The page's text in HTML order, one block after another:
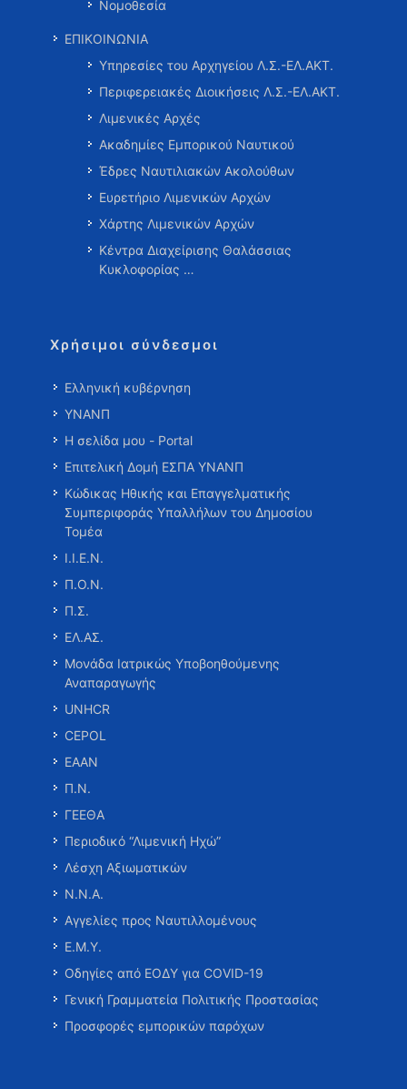
Νομοθεσία
ΕΠΙΚΟΙΝΩΝΙΑ
Υπηρεσίες του Αρχηγείου Λ.Σ.-ΕΛ.ΑΚΤ.
Περιφερειακές Διοικήσεις Λ.Σ.-ΕΛ.ΑΚΤ.
Λιμενικές Αρχές
Ακαδημίες Εμπορικού Ναυτικού
Έδρες Ναυτιλιακών Ακολούθων
Ευρετήριο Λιμενικών Αρχών
Χάρτης Λιμενικών Αρχών
Κέντρα Διαχείρισης Θαλάσσιας
Κυκλοφορίας …
Χρήσιμοι σύνδεσμοι
Ελληνική κυβέρνηση
ΥΝΑΝΠ
Η σελίδα μου - Portal
Επιτελική Δομή ΕΣΠΑ ΥΝΑΝΠ
Κώδικας Ηθικής και Επαγγελματικής
Συμπεριφοράς Υπαλλήλων του Δημοσίου
Τομέα
Ι.Ι.Ε.Ν.
Π.Ο.Ν.
Π.Σ.
ΕΛ.ΑΣ.
Μονάδα Ιατρικώς Υποβοηθούμενης
Αναπαραγωγής
UNHCR
CEPOL
ΕΑΑΝ
Π.Ν.
ΓΕΕΘΑ
Περιοδικό “Λιμενική Ηχώ”
Λέσχη Αξιωματικών
Ν.Ν.Α.
Αγγελίες προς Ναυτιλλομένους
Ε.Μ.Υ.
Οδηγίες από ΕΟΔΥ για COVID-19
Γενική Γραμματεία Πολιτικής Προστασίας
Προσφορές εμπορικών παρόχων